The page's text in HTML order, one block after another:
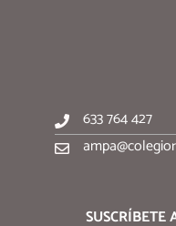
633 764 427
SUSCRÍBETE